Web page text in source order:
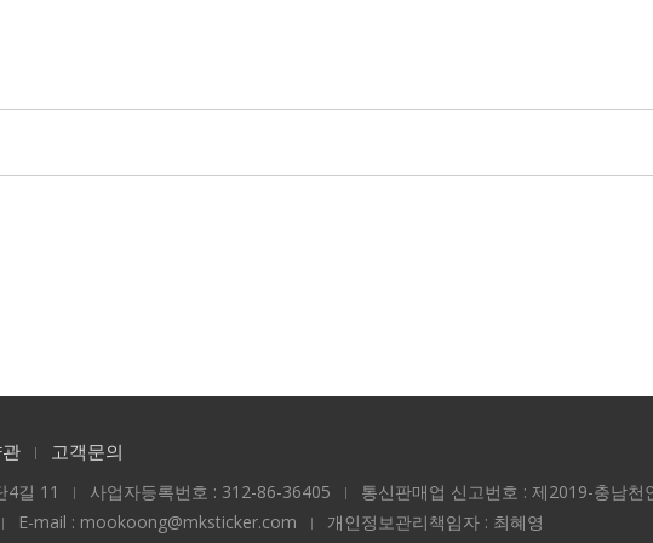
고객문의
4길 11 사업자등록번호 : 312-86-36405
통신판매업 신고번호 : 제2019-충남천
E-mail : mookoong@mksticker.com 개인정보관리책임자 : 최혜영